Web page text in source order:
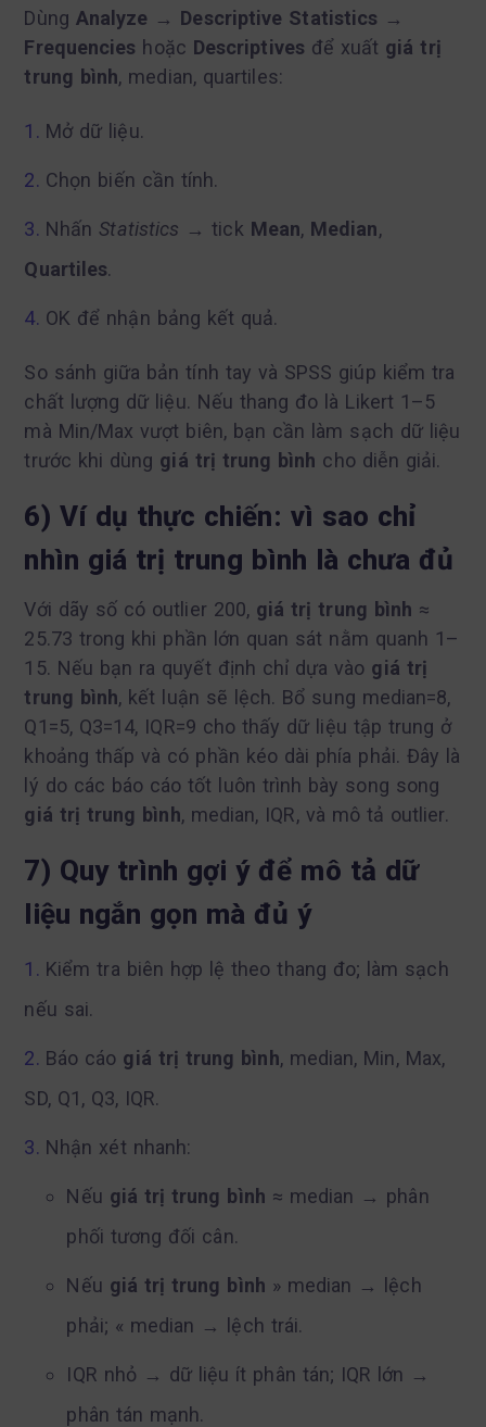
Dùng Analyze → Descriptive Statistics →
Frequencies hoặc Descriptives để xuất giá trị
trung bình, median, quartiles:
Mở dữ liệu.
Chọn biến cần tính.
Nhấn Statistics → tick Mean, Median,
Quartiles.
OK để nhận bảng kết quả.
So sánh giữa bản tính tay và SPSS giúp kiểm tra
chất lượng dữ liệu. Nếu thang đo là Likert 1–5
mà Min/Max vượt biên, bạn cần làm sạch dữ liệu
trước khi dùng giá trị trung bình cho diễn giải.
6) Ví dụ thực chiến: vì sao chỉ
nhìn giá trị trung bình là chưa đủ
Với dãy số có outlier 200, giá trị trung bình ≈
25.73 trong khi phần lớn quan sát nằm quanh 1–
15. Nếu bạn ra quyết định chỉ dựa vào giá trị
trung bình, kết luận sẽ lệch. Bổ sung median=8,
Q1=5, Q3=14, IQR=9 cho thấy dữ liệu tập trung ở
khoảng thấp và có phần kéo dài phía phải. Đây là
lý do các báo cáo tốt luôn trình bày song song
giá trị trung bình, median, IQR, và mô tả outlier.
7) Quy trình gợi ý để mô tả dữ
liệu ngắn gọn mà đủ ý
Kiểm tra biên hợp lệ theo thang đo; làm sạch
nếu sai.
Báo cáo giá trị trung bình, median, Min, Max,
SD, Q1, Q3, IQR.
Nhận xét nhanh:
Nếu giá trị trung bình ≈ median → phân
phối tương đối cân.
Nếu giá trị trung bình » median → lệch
phải; « median → lệch trái.
IQR nhỏ → dữ liệu ít phân tán; IQR lớn →
phân tán mạnh.